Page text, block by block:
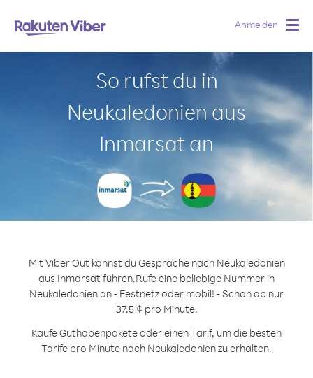
Anmelden
So rufst du in
Neukaledonien aus
Inmarsat an
Mit Viber Out kannst du Gespräche nach Neukaledonien
aus Inmarsat führen.Rufe eine beliebige Nummer in
Neukaledonien an - Festnetz oder mobil! - Schon ab nur
37.5 ¢ pro Minute.
Kaufe Guthabenpakete oder einen Tarif, um die besten
Tarife pro Minute nach Neukaledonien zu erhalten.